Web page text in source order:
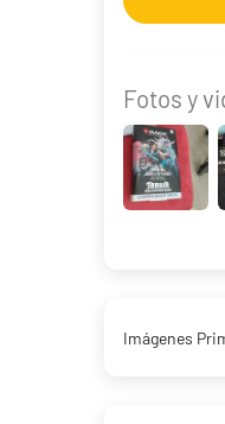
Fotos y
Sort by